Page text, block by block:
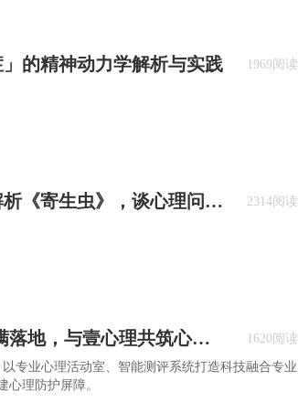
的精神动力学解析与实践 1969阅读
《寄生虫》，谈心理问题
2314阅读
落地，与壹心理共筑心理
专业心理活动室、智能测评系统打造科技融合专业
心理防护屏障。
1620阅读